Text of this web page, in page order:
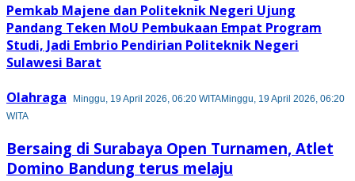
Pemkab Majene dan Politeknik Negeri Ujung
Pandang Teken MoU Pembukaan Empat Program
Studi, Jadi Embrio Pendirian Politeknik Negeri
Sulawesi Barat
Olahraga
Minggu, 19 April 2026, 06:20 WITAMinggu, 19 April 2026, 06:20
WITA
Bersaing di Surabaya Open Turnamen, Atlet
Domino Bandung terus melaju